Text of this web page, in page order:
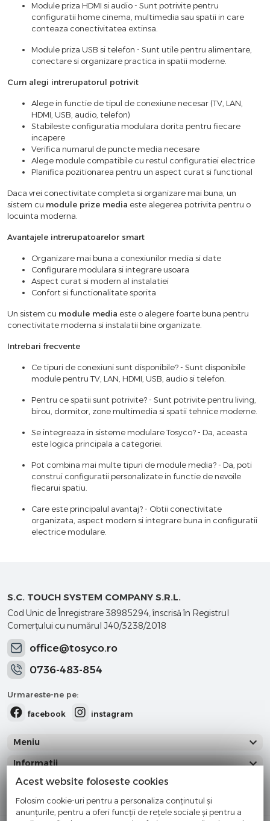
Module priza HDMI si audio - Sunt potrivite pentru
configuratii home cinema, multimedia sau spatii in care
conteaza conectivitatea extinsa.
Module priza USB si telefon - Sunt utile pentru alimentare,
conectare si organizare practica in spatii moderne.
Cum alegi intrerupatorul potrivit
Alege in functie de tipul de conexiune necesar (TV, LAN,
HDMI, USB, audio, telefon)
Stabileste configuratia modulara dorita pentru fiecare
incapere
Verifica numarul de puncte media necesare
Alege module compatibile cu restul configuratiei electrice
Planifica pozitionarea pentru un aspect curat si functional
Daca vrei conectivitate completa si organizare mai buna, un
sistem cu module prize media este alegerea potrivita pentru o
locuinta moderna.
Avantajele intrerupatoarelor smart
Organizare mai buna a conexiunilor media si date
Configurare modulara si integrare usoara
Aspect curat si modern al instalatiei
Confort si functionalitate sporita
Un sistem cu module media este o alegere foarte buna pentru
conectivitate moderna si instalatii bine organizate.
Intrebari frecvente
Ce tipuri de conexiuni sunt disponibile? - Sunt disponibile
module pentru TV, LAN, HDMI, USB, audio si telefon.
Pentru ce spatii sunt potrivite? - Sunt potrivite pentru living,
birou, dormitor, zone multimedia si spatii tehnice moderne.
Se integreaza in sisteme modulare Tosyco? - Da, aceasta
este logica principala a categoriei.
Pot combina mai multe tipuri de module media? - Da, poti
construi configuratii personalizate in functie de nevoile
fiecarui spatiu.
Care este principalul avantaj? - Obtii conectivitate
organizata, aspect modern si integrare buna in configuratii
electrice modulare.
S.C. TOUCH SYSTEM COMPANY S.R.L.
Cod Unic de Înregistrare 38985294, înscrisă în Registrul
Comerţului cu numărul J40/3238/2018
office@tosyco.ro
0736-483-854
Urmareste-ne pe:
facebook
instagram
Meniu
Informatii
Categorii
Acest website foloseste cookies
Folosim cookie-uri pentru a personaliza conținutul și
anunțurile, pentru a oferi funcții de rețele sociale și pentru a